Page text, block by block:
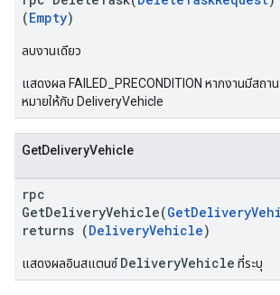
(Empty)
ลบงานเดียว
แสดงผล FAILED_PRECONDITION หากงานมีสถา
หมายให้กับ DeliveryVehicle
GetDeliveryVehicle
rpc
GetDeliveryVehicle(
returns (DeliveryVehicle)
แสดงผลอินสแตนซ์DeliveryVehicle ที่ระบุ